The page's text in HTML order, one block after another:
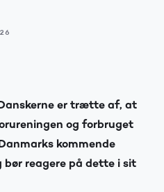
er trætte af, at
og forbruget
kommende
bør reagere på dette i sit